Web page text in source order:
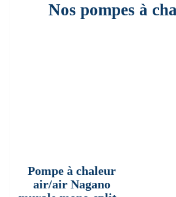
Nos pompes à
Pompe à chaleur
air/air Nagano